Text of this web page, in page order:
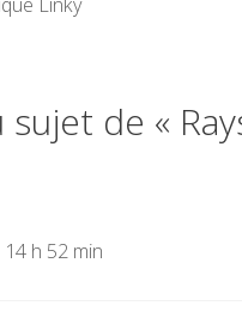
de «
h 52 min